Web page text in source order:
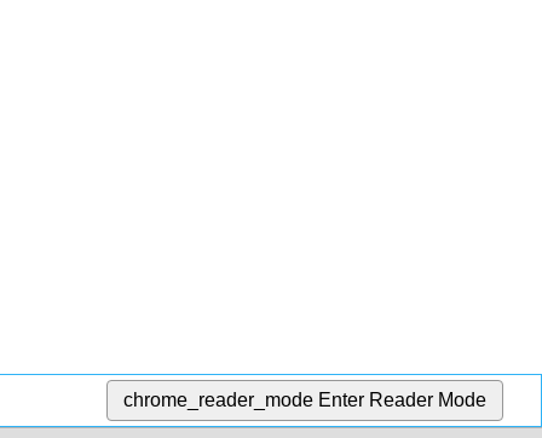
chrome_reader_mode Enter Reader Mode